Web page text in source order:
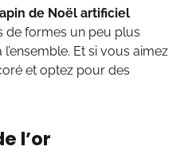
de Noël artificiel
de formes un peu plus
Et si vous aimez
et optez pour des
l’or